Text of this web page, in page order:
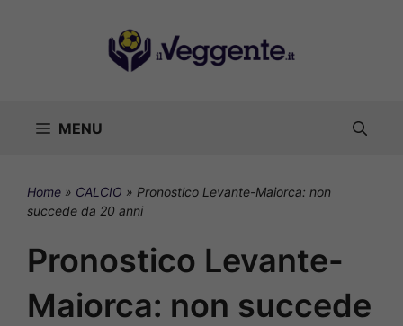
MENU
Home » CALCIO » Pronostico Levante-Maiorca: non
succede da 20 anni
Pronostico Levante-
Maiorca: non succede